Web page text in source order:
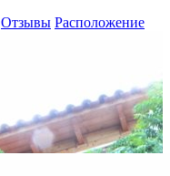
Отзывы Расположение